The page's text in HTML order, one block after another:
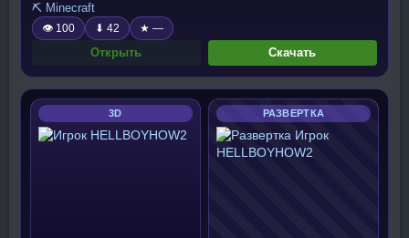
⛏️ Minecraft
👁 100 ⬇ 42 ★ —
Открыть Скачать
3D РАЗВЕРТКА